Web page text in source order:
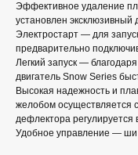
Эффективное удаление
установлен
Электростарт — для
предварительно
Легкий запуск —
двигатель Snow Series
Высокая надежность и
желобом осуществляется
дефлектора регулируется
Удобное управление — ши